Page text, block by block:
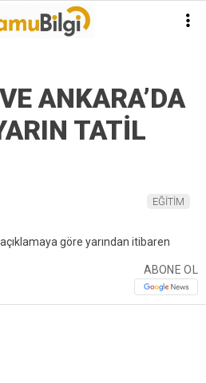
ANKARA’DA
TATİL
EĞİTİM
ABONE OL